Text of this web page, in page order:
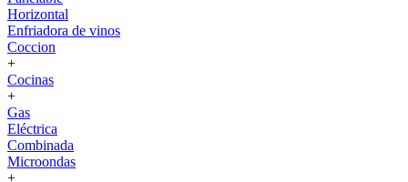
Horizontal
Enfriadora de vinos
Coccion
+
Cocinas
+
Gas
Eléctrica
Combinada
Microondas
+